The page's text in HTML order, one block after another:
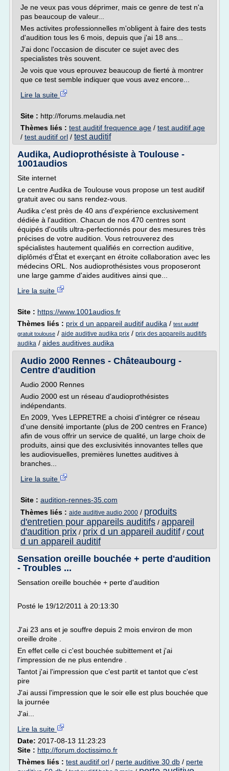
Je ne veux pas vous déprimer, mais ce genre de test n'a
pas beaucoup de valeur...
Mes activites professionnelles m'obligent à faire des tests
d'audition tous les 6 mois, depuis que j'ai 18 ans...
J'ai donc l'occasion de discuter ce sujet avec des
specialistes très souvent.
Je vois que vous eprouvez beaucoup de fierté à montrer
que ce test semble indiquer que vous avez encore...
Lire la suite
Site : http://forums.melaudia.net
Thèmes liés : test auditif frequence age / test auditif age
/ test auditif orl / test auditif
Audika, Audioprothésiste à Toulouse -
1001audios
Site internet
Le centre Audika de Toulouse vous propose un test auditif
gratuit avec ou sans rendez-vous.
Audika c'est près de 40 ans d'expérience exclusivement
dédiée à l'audition. Chacun de nos 470 centres sont
équipés d'outils ultra-perfectionnés pour des mesures très
précises de votre audition. Vous retrouverez des
spécialistes hautement qualifiés en correction auditive,
diplômés d'État et exerçant en étroite collaboration avec les
médecins ORL. Nos audioprothésistes vous proposeront
une large gamme d'aides auditives ainsi que...
Lire la suite
Site : https://www.1001audios.fr
Thèmes liés : prix d un appareil auditif audika / test auditif
gratuit toulouse / aide auditive audika prix / prix des appareils auditifs
audika / aides auditives audika
Audio 2000 Rennes - Châteaubourg -
Centre d'audition
Audio 2000 Rennes
Audio 2000 est un réseau d'audioprothésistes
indépendants.
En 2009, Yves LEPRETRE a choisi d'intégrer ce réseau
d'une densité importante (plus de 200 centres en France)
afin de vous offrir un service de qualité, un large choix de
produits, ainsi que des exclusivités innovantes telles que
les audiovisuelles, premières lunettes auditives à
branches...
Lire la suite
Site : audition-rennes-35.com
Thèmes liés : aide auditive audio 2000 / produits
d'entretien pour appareils auditifs / appareil
d'audition prix / prix d un appareil auditif / cout
d un appareil auditif
Sensation oreille bouchée + perte d'audition
- Troubles ...
Sensation oreille bouchée + perte d'audition
Posté le 19/12/2011 à 20:13:30
J'ai 23 ans et je souffre depuis 2 mois environ de mon
oreille droite .
En effet celle ci c'est bouchée subittement et j'ai
l'impression de ne plus entendre .
Tantot j'ai l'impression que c'est partit et tantot que c'est
pire
J'ai aussi l'impression que le soir elle est plus bouchée que
la journée
J'ai...
Lire la suite
Date: 2017-08-13 11:23:23
Site : http://forum.doctissimo.fr
Thèmes liés : test auditif orl / perte auditive 30 db / perte